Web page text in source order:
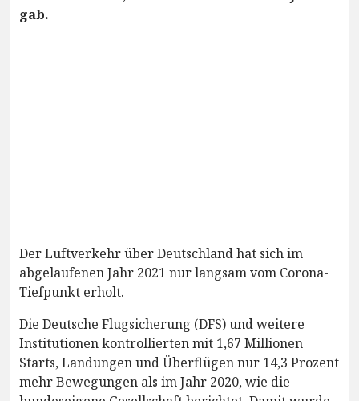
gab.
Der Luftverkehr über Deutschland hat sich im
abgelaufenen Jahr 2021 nur langsam vom Corona-
Tiefpunkt erholt.
Die Deutsche Flugsicherung (DFS) und weitere
Institutionen kontrollierten mit 1,67 Millionen
Starts, Landungen und Überflügen nur 14,3 Prozent
mehr Bewegungen als im Jahr 2020, wie die